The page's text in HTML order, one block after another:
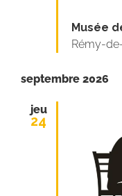
Musée
Rémy-
septembre 2026
jeu
24